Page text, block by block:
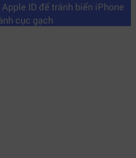
ID để tránh biến iPhone
cục gạch